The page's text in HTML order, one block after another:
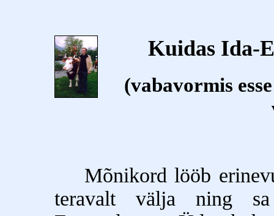
Kuidas Ida-
(vabavormis
Mõnikord lööb
teravalt välja ning